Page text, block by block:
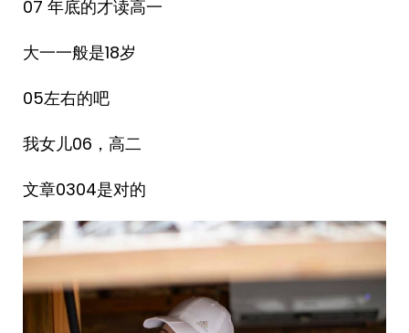
07 年底的才读高一
大一一般是18岁
05左右的吧
我女儿06，高二
文章0304是对的